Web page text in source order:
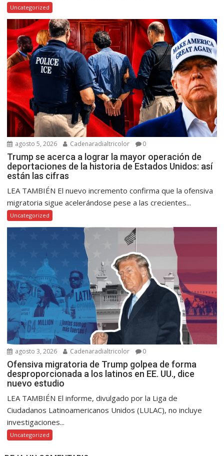
Uncategorized
agosto 5, 2026 Cadenaradialtricolor 0
Trump se acerca a lograr la mayor operación de
deportaciones de la historia de Estados Unidos: así
están las cifras
LEA TAMBIÉN El nuevo incremento confirma que la ofensiva
migratoria sigue acelerándose pese a las crecientes...
Uncategorized
agosto 3, 2026 Cadenaradialtricolor 0
Ofensiva migratoria de Trump golpea de forma
desproporcionada a los latinos en EE. UU., dice
nuevo estudio
LEA TAMBIÉN El informe, divulgado por la Liga de
Ciudadanos Latinoamericanos Unidos (LULAC), no incluye
investigaciones...
Uncategorized